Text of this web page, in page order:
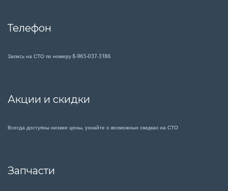
Телефон
Запись на СТО по номеру 8-965-037-3186
Акции и скидки
Всегда доступны низкие цены, узнайте о возможных скидках на СТО
Запчасти